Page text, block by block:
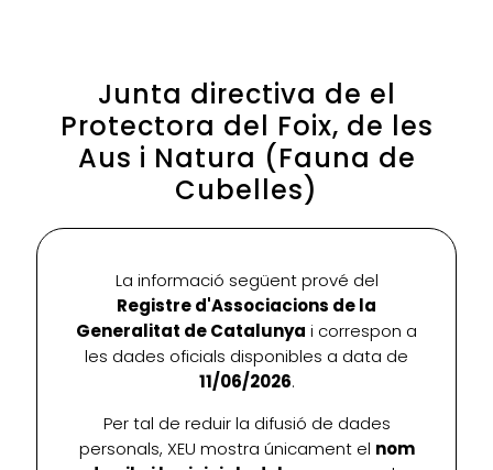
Junta directiva de el
Protectora del Foix, de les
Aus i Natura (Fauna de
Cubelles)
La informació següent prové del
Registre d'Associacions de la
Generalitat de Catalunya i correspon a
les dades oficials disponibles a data de
11/06/2026.
Per tal de reduir la difusió de dades
personals, XEU mostra únicament el nom